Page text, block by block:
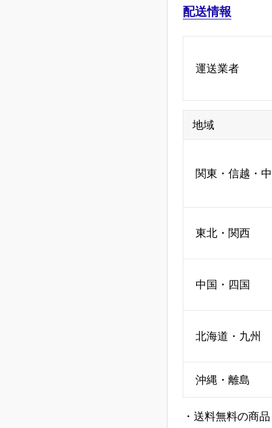
配送情報
運送業者
地域
関東・信越・
東北・関西
中国・四国
北海道・九州
沖縄・離島
・送料無料の商